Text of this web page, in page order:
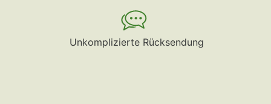
Unkomplizierte Rücksendung